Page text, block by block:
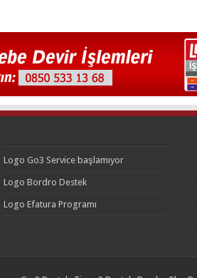
Logo Go3 Service başlamıyor
Logo Bordro Destek
Logo Efatura Programı